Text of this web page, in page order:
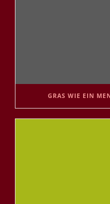
GRAS WIE EIN